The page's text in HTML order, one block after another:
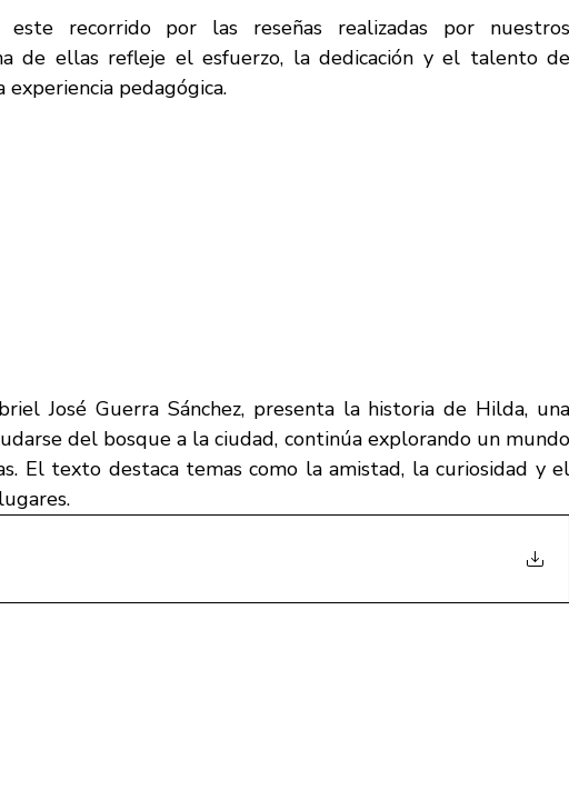
este recorrido por las reseñas realizadas por nuestros
de ellas refleje el esfuerzo, la dedicación y el talento de
pedagógica.
José Guerra Sánchez, presenta la historia de Hilda, una
del bosque a la ciudad, continúa explorando un mundo
El texto destaca temas como la amistad, la curiosidad y el